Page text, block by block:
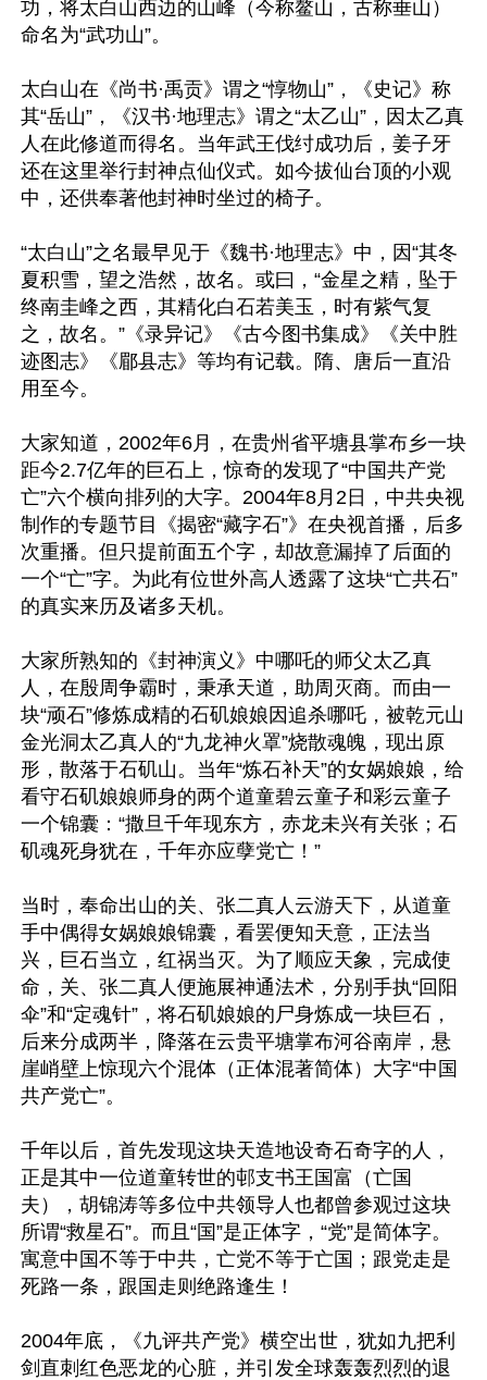
功，将太白山西边的山峰（今称鳌山，古称垂山）
命名为“武功山”。
太白山在《尚书·禹贡》谓之“惇物山”，《史记》称
其“岳山”，《汉书·地理志》谓之“太乙山”，因太乙真
人在此修道而得名。当年武王伐纣成功后，姜子牙
还在这里举行封神点仙仪式。如今拔仙台顶的小观
中，还供奉著他封神时坐过的椅子。
“太白山”之名最早见于《魏书·地理志》中，因“其冬
夏积雪，望之浩然，故名。或曰，“金星之精，坠于
终南圭峰之西，其精化白石若美玉，时有紫气复
之，故名。”《录异记》《古今图书集成》《关中胜
迹图志》《郿县志》等均有记载。隋、唐后一直沿
用至今。
大家知道，2002年6月，在贵州省平塘县掌布乡一块
距今2.7亿年的巨石上，惊奇的发现了“中国共产党
亡”六个横向排列的大字。2004年8月2日，中共央视
制作的专题节目《揭密“藏字石”》在央视首播，后多
次重播。但只提前面五个字，却故意漏掉了后面的
一个“亡”字。为此有位世外高人透露了这块“亡共石”
的真实来历及诸多天机。
大家所熟知的《封神演义》中哪吒的师父太乙真
人，在殷周争霸时，秉承天道，助周灭商。而由一
块“顽石”修炼成精的石矶娘娘因追杀哪吒，被乾元山
金光洞太乙真人的“九龙神火罩”烧散魂魄，现出原
形，散落于石矶山。当年“炼石补天”的女娲娘娘，给
看守石矶娘娘师身的两个道童碧云童子和彩云童子
一个锦囊：“撒旦千年现东方，赤龙未兴有关张；石
矶魂死身犹在，千年亦应孽党亡！”
当时，奉命出山的关、张二真人云游天下，从道童
手中偶得女娲娘娘锦囊，看罢便知天意，正法当
兴，巨石当立，红祸当灭。为了顺应天象，完成使
命，关、张二真人便施展神通法术，分别手执“回阳
伞”和“定魂针”，将石矶娘娘的尸身炼成一块巨石，
后来分成两半，降落在云贵平塘掌布河谷南岸，悬
崖峭壁上惊现六个混体（正体混著简体）大字“中国
共产党亡”。
千年以后，首先发现这块天造地设奇石奇字的人，
正是其中一位道童转世的邨支书王国富（亡国
夫），胡锦涛等多位中共领导人也都曾参观过这块
所谓“救星石”。而且“国”是正体字，“党”是简体字。
寓意中国不等于中共，亡党不等于亡国；跟党走是
死路一条，跟国走则绝路逢生！
2004年底，《九评共产党》横空出世，犹如九把利
剑直刺红色恶龙的心脏，并引发全球轰轰烈烈的退